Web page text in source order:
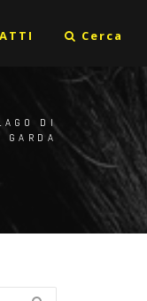
Cerca
DI
GARDA